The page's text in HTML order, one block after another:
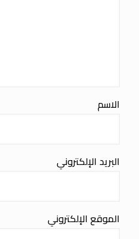
الاسم
البريد الإلكتروني
الموقع الإلكتروني